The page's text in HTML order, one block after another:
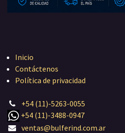
Inicio
Contáctenos
Política de privacidad
+54 (11)-5263-0055
+54 (11)-3488-0947
ventas@bulferind.com.ar